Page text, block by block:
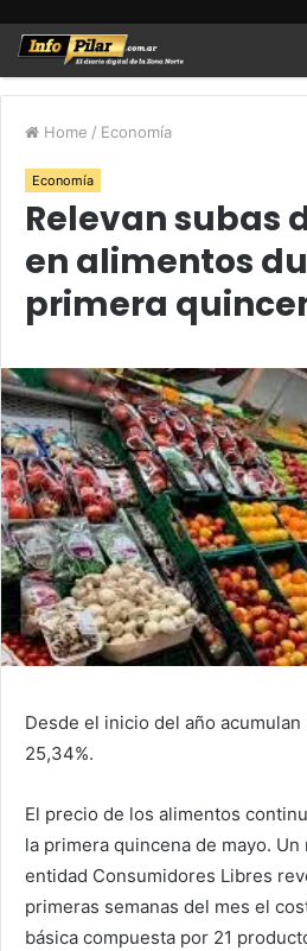
Home / Economía
Economía
Relevan subas
en alimentos
primera
Desde el inicio del año
25,34%.
El precio de los alimentos
la primera quincena de mayo.
entidad Consumidores Libres
primeras semanas del mes el
básica compuesta por 21